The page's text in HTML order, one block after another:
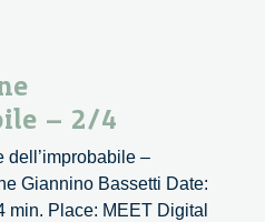
– 2/4
dell’improbabile –
Giannino Bassetti Date:
min. Place: MEET Digital